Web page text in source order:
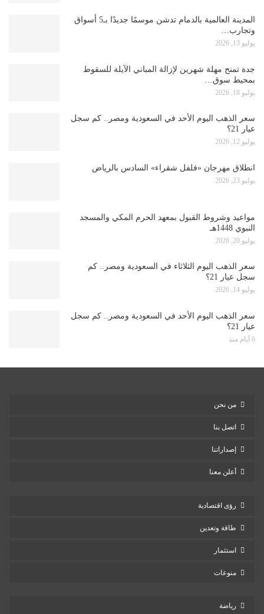
المدينة العالمية بالدمام تدشن موسمًا جديدًا بـ5 أسواق
وتجارب…
يوليو 13, 2026
جدة تمنح مهلة شهرين لإزالة المباني الآيلة للسقوط
بمحيط سوق…
يوليو 18, 2026
سعر الذهب اليوم الأحد في السعودية ومصر.. كم سجل
عيار 21؟
يوليو 12, 2026
انطلاق مهرجان «فلفل شقراء» السادس بالرياض
يوليو 23, 2026
مواعيد وشروط القبول بمعهد الحرم المكي والمسجد
النبوي 1448هـ
يوليو 20, 2026
سعر الذهب اليوم الثلاثاء في السعودية ومصر.. كم
سجل عيار 21؟
يوليو 14, 2026
سعر الذهب اليوم الأحد في السعودية ومصر.. كم سجل
عيار 21؟
6 أيام منذ
من نحن
اتصل بنا
إصداراتنا
أعلن معنا
رؤى اقتصادية
طاقة وتعدين
استثمار
منوعات
رياضة